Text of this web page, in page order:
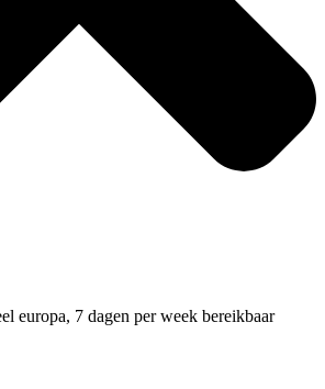
europa, 7 dagen per week bereikbaar